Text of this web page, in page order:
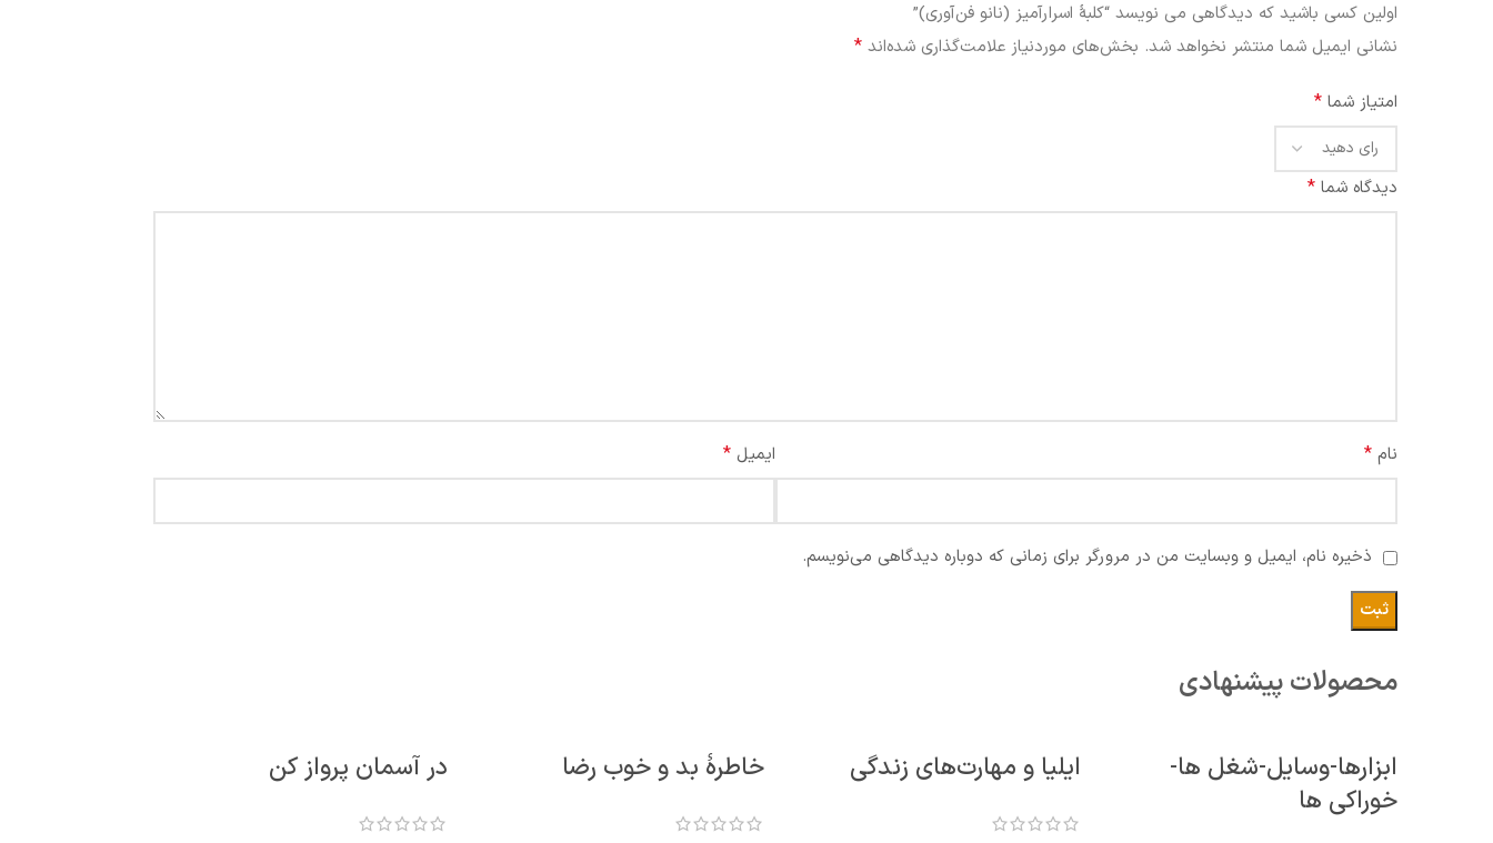
اولین کسی باشید که دیدگاهی می نویسد “کلبۀ اسرارآمیز (نانو فن‌آوری)”
نشانی ایمیل شما منتشر نخواهد شد. بخش‌های موردنیاز علامت‌گذاری شده‌اند *
امتیاز شما *
دیدگاه شما *
نام * ایمیل *
ذخیره نام، ایمیل و وبسایت من در مرورگر برای زمانی که دوباره دیدگاهی می‌نویسم.
محصولات پیشنهادی
ابزارها-وسایل-شغل ها-
خوراکی ها
ایلیا و مهارت‌های زندگی خاطرۀ بد و خوب رضا در آسمان پرواز کن